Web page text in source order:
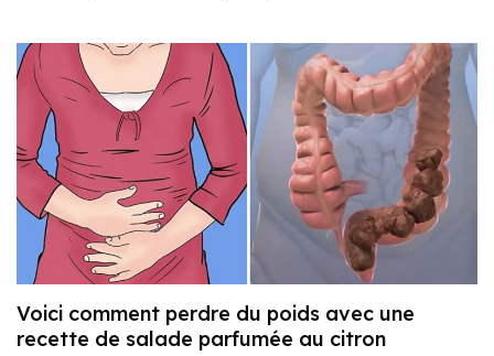
Voici comment perdre du poids avec une
recette de salade parfumée au citron